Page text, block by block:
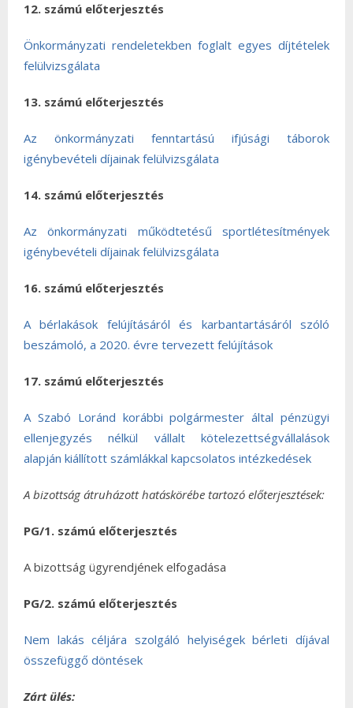
12. számú előterjesztés
Önkormányzati rendeletekben foglalt egyes díjtételek
felülvizsgálata
13. számú előterjesztés
Az önkormányzati fenntartású ifjúsági táborok
igénybevételi díjainak felülvizsgálata
14. számú előterjesztés
Az önkormányzati működtetésű sportlétesítmények
igénybevételi díjainak felülvizsgálata
16. számú előterjesztés
A bérlakások felújításáról és karbantartásáról szóló
beszámoló, a 2020. évre tervezett felújítások
17. számú előterjesztés
A Szabó Loránd korábbi polgármester által pénzügyi
ellenjegyzés nélkül vállalt kötelezettségvállalások
alapján kiállított számlákkal kapcsolatos intézkedések
A bizottság átruházott hatáskörébe tartozó előterjesztések:
PG/1. számú előterjesztés
A bizottság ügyrendjének elfogadása
PG/2. számú előterjesztés
Nem lakás céljára szolgáló helyiségek bérleti díjával
összefüggő döntések
Zárt ülés: